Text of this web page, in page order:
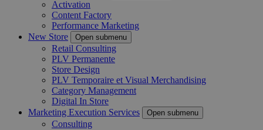
Activation
Content Factory
Performance Marketing
New Store
Open submenu
Retail Consulting
PLV Permanente
Store Design
PLV Temporaire et Visual Merchandising
Category Management
Digital In Store
Marketing Execution Services
Open submenu
Consulting